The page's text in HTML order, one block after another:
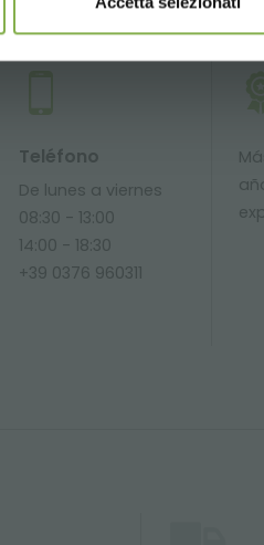
Teléfono
De lunes a viernes
08:30 - 13:00
14:00 - 18:30
+39 0376 960311